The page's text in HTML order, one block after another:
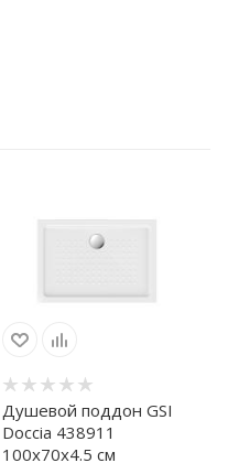
Душевой поддон GSI
Doccia 438911
100x70x4.5 см